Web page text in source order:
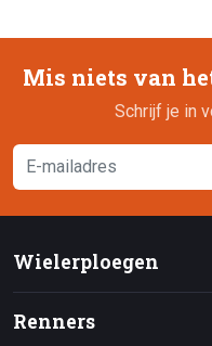
Mis niets van
Schrijf je in
Wielerploegen
Renners